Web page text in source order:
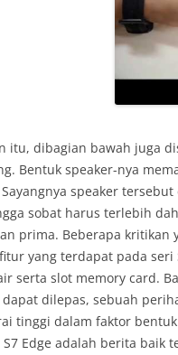
itu, dibagian bawah juga
Bentuk speaker-nya
speaker
sobat harus terlebih
prima. Beberapa kritikan
yang terdapat pada
serta slot memory card.
dilepas, sebuah
tinggi dalam faktor
S7 Edge adalah berita baik